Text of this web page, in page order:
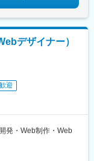
駅、谷津駅、流山おお
下鉄)、天王寺駅、新大
中百舌鳥駅、江坂
急行)、茨木駅、北新
、刈谷駅、赤池駅(愛
、天神駅、小倉駅(福
駅、浜松町駅、西日
、二子新地駅、阿倍野
駅(愛知県)、小田井
かもず駅、千鳥橋
、祇園駅(福岡県)、西
早駅、竹橋駅、御成
目駅、天王寺駅前駅、
都駅、京阪山科駅、竹
都河原町駅、丹波橋
、梅田駅(地下鉄)、大
駅、小倉駅(福岡県)、
神南駅、西新駅、大橋
駅、平沼橋駅、西１１
、稲荷町駅(東京都)、
、新丸子駅、武蔵溝
デザイナー）
迎
発・Web制作・Web